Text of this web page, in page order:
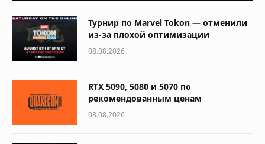
Турнир по Marvel Tokon — отменили
из-за плохой оптимизации
08.08.2026
RTX 5090, 5080 и 5070 по
рекомендованным ценам
08.08.2026